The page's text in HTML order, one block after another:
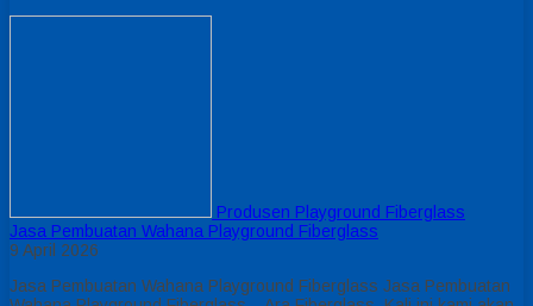
Produsen Playground Fiberglass
Jasa Pembuatan Wahana Playground Fiberglass
9 April 2026
Jasa Pembuatan Wahana Playground Fiberglass Jasa Pembuatan